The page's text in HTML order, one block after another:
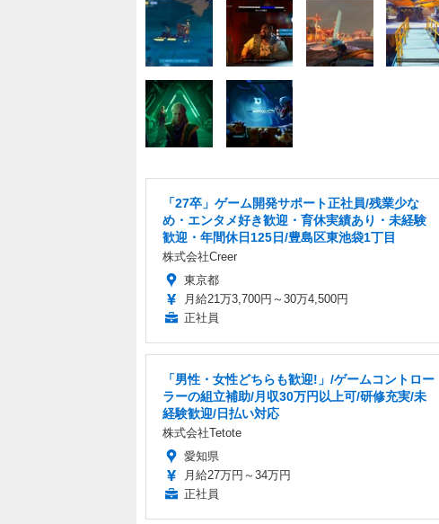
「27卒」ゲーム開発サポート正社員/残業少な
め・エンタメ好き歓迎・育休実績あり・未経験
歓迎・年間休日125日/豊島区東池袋1丁目
株式会社Creer
東京都
月給21万3,700円～30万4,500円
正社員
「男性・女性どちらも歓迎!」/ゲームコントロー
ラーの組立補助/月収30万円以上可/研修充実/未
経験歓迎/日払い対応
株式会社Tetote
愛知県
月給27万円～34万円
正社員